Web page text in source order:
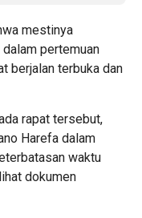
mestinya
pertemuan
berjalan terbuka dan
rapat tersebut,
Harefa dalam
waktu
dokumen